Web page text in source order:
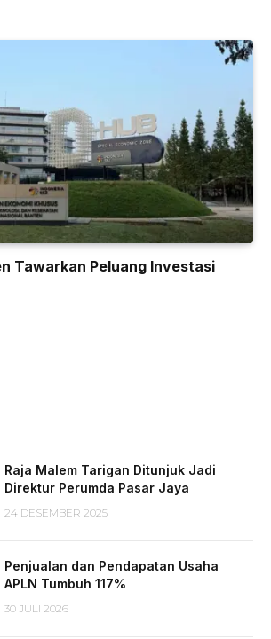
Tawarkan Peluang Investasi
Raja Malem Tarigan Ditunjuk Jadi
Direktur Perumda Pasar Jaya
24 DESEMBER 2025
Penjualan dan Pendapatan Usaha
APLN Tumbuh 117%
30 JULI 2026